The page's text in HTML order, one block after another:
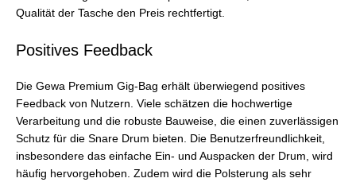
Qualität der Tasche den Preis rechtfertigt.
Positives Feedback
Die Gewa Premium Gig-Bag erhält überwiegend positives
Feedback von Nutzern. Viele schätzen die hochwertige
Verarbeitung und die robuste Bauweise, die einen zuverlässigen
Schutz für die Snare Drum bieten. Die Benutzerfreundlichkeit,
insbesondere das einfache Ein- und Auspacken der Drum, wird
häufig hervorgehoben. Zudem wird die Polsterung als sehr